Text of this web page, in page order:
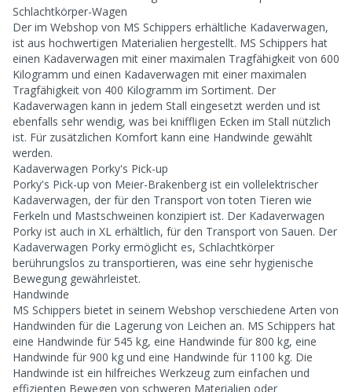
Schlachtkörper-Wagen
Der im Webshop von MS Schippers erhältliche Kadaverwagen,
ist aus hochwertigen Materialien hergestellt. MS Schippers hat
einen Kadaverwagen mit einer maximalen Tragfähigkeit von 600
Kilogramm und einen Kadaverwagen mit einer maximalen
Tragfähigkeit von 400 Kilogramm im Sortiment. Der
Kadaverwagen kann in jedem Stall eingesetzt werden und ist
ebenfalls sehr wendig, was bei kniffligen Ecken im Stall nützlich
ist. Für zusätzlichen Komfort kann eine Handwinde gewählt
werden.
Kadaverwagen Porky's Pick-up
Porky's Pick-up von Meier-Brakenberg ist ein vollelektrischer
Kadaverwagen, der für den Transport von toten Tieren wie
Ferkeln und Mastschweinen konzipiert ist. Der Kadaverwagen
Porky ist auch in XL erhältlich, für den Transport von Sauen. Der
Kadaverwagen Porky ermöglicht es, Schlachtkörper
berührungslos zu transportieren, was eine sehr hygienische
Bewegung gewährleistet.
Handwinde
MS Schippers bietet in seinem Webshop verschiedene Arten von
Handwinden für die Lagerung von Leichen an. MS Schippers hat
eine Handwinde für 545 kg, eine Handwinde für 800 kg, eine
Handwinde für 900 kg und eine Handwinde für 1100 kg. Die
Handwinde ist ein hilfreiches Werkzeug zum einfachen und
effizienten Bewegen von schweren Materialien oder